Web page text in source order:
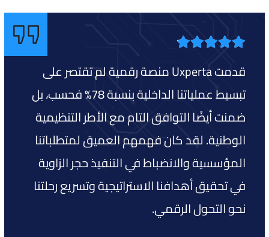
قدمت Uxperta منصة رقمية لم تقتصر على
تبسيط عملياتنا الداخلية بنسبة 78% فحسب، بل
ضمنت أيضًا التوافق التام مع الأطر التنظيمية
الوطنية. لقد كان فهمهم العميق لمتطلباتنا
المؤسسية والانضباط في التنفيذ حجر الزاوية
في تحقيق أهدافنا الاستراتيجية وتسريع رحلتنا
نحو التحول الرقمي.